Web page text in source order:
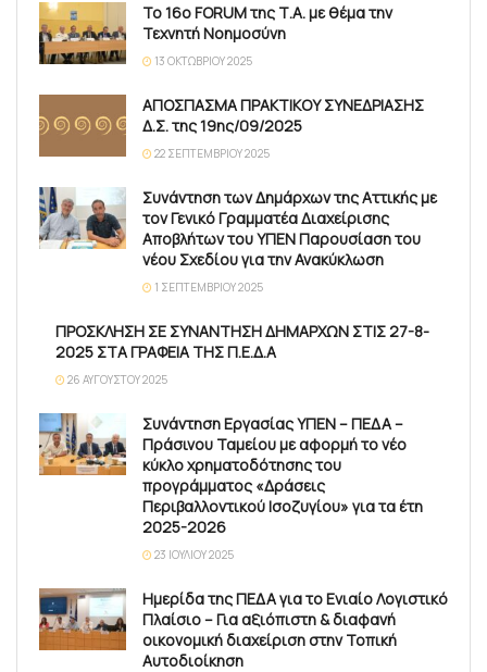
Το 16ο FORUM της Τ.Α. με θέμα την
Τεχνητή Νοημοσύνη
13 ΟΚΤΩΒΡΊΟΥ 2025
ΑΠΟΣΠΑΣΜΑ ΠΡΑΚΤΙΚΟΥ ΣΥΝΕΔΡΙΑΣΗΣ
Δ.Σ. της 19ης/09/2025
22 ΣΕΠΤΕΜΒΡΊΟΥ 2025
Συνάντηση των Δημάρχων της Αττικής με
τον Γενικό Γραμματέα Διαχείρισης
Αποβλήτων του ΥΠΕΝ Παρουσίαση του
νέου Σχεδίου για την Ανακύκλωση
1 ΣΕΠΤΕΜΒΡΊΟΥ 2025
ΠΡΟΣΚΛΗΣΗ ΣΕ ΣΥΝΑΝΤΗΣΗ ΔΗΜΑΡΧΩΝ ΣΤΙΣ 27-8-
2025 ΣΤΑ ΓΡΑΦΕΙΑ ΤΗΣ Π.Ε.Δ.Α
26 ΑΥΓΟΎΣΤΟΥ 2025
Συνάντηση Εργασίας ΥΠΕΝ – ΠΕΔΑ –
Πράσινου Ταμείου με αφορμή το νέο
κύκλο χρηματοδότησης του
προγράμματος «Δράσεις
Περιβαλλοντικού Ισοζυγίου» για τα έτη
2025-2026
23 ΙΟΥΛΊΟΥ 2025
Ημερίδα της ΠΕΔΑ για το Ενιαίο Λογιστικό
Πλαίσιο – Για αξιόπιστη & διαφανή
οικονομική διαχείριση στην Τοπική
Αυτοδιοίκηση